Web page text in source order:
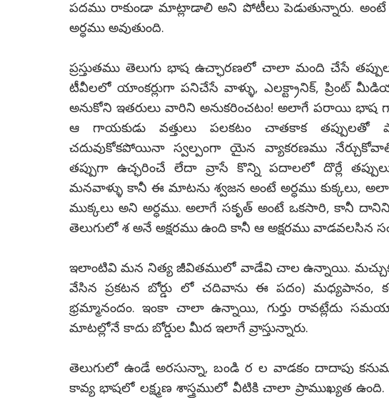
పదము రాకుండా మాట్లాడాలి అని పోటీలు పెడుతున్నారు.
అర్ధము అవుతుంది.
ప్రస్తుతము తెలుగు భాష ఉచ్ఛారణలో చాలా మంది చేసే
టీవీలలో యాంకర్లుగా పనిచేసే వాళ్ళు, ఎలక్ట్రానిక్, ప్రింట్
అనుకోని ఇతరులు వారిని అనుకరించటం! అలాగే పరాయి
ఆ గాయకుడు వత్తులు పలకటం చాతకాక తప్పులతో
చదువుకోకపోయినా స్వల్పంగా యైన వ్యాకరణము
తప్పుగా ఉచ్ఛరించే లేదా వ్రాసే కొన్ని పదాలలో దొర్లే
మనవాళ్ళు కానీ ఈ మాటను శ్వజన అంటే అర్ధము కుక్కలు,
ముక్కలు అని అర్ధము. అలాగే సకృత్ అంటే ఒకసారి, కానీ
తెలుగులో శ అనే అక్షరము ఉంది కానీ ఆ అక్షరము వాడవలసిన
ఇలాంటివి మన నిత్య జీవితములో వాడేవి చాల ఉన్నాయి.
వేసిన ప్రకటన బోర్డు లో చదివాను ఈ పదం) మధ్యపానం,
భ్రమ్మానందం.ఇంకా చాలా ఉన్నాయి, గుర్తు రావట్లేదు
మాటల్లోనే కాదు బోర్డుల మీద ఇలాగే వ్రాస్తున్నారు.
తెలుగులో ఉండే అరసున్నా, బండి ర ల వాడకం దాదాపు
కావ్య భాషలో లక్ష్మణ శాస్త్రములో వీటికి చాలా ప్రాముఖ్యత